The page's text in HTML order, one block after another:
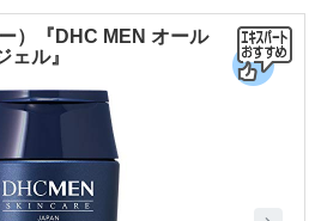
）『DHC MEN オール
ル』